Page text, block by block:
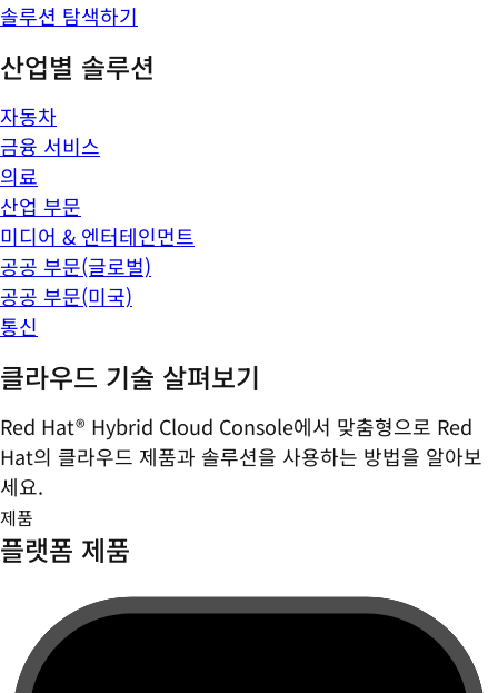
솔루션 탐색하기
산업별 솔루션
자동차
금융 서비스
의료
산업 부문
미디어 & 엔터테인먼트
공공 부문(글로벌)
공공 부문(미국)
통신
클라우드 기술 살펴보기
Red Hat® Hybrid Cloud Console에서 맞춤형으로 Red
Hat의 클라우드 제품과 솔루션을 사용하는 방법을 알아보
세요.
제품
플랫폼 제품